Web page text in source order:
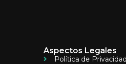
Aspectos Legales
Política de Privacidad